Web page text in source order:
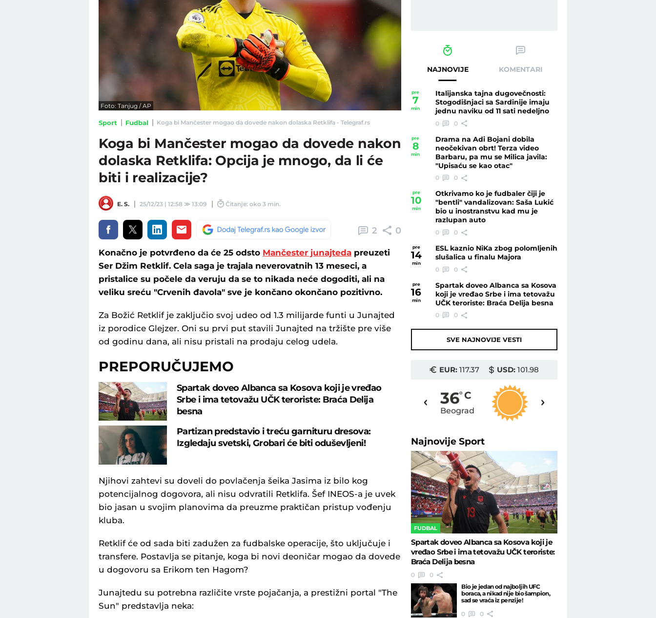
Foto: Tanjug / AP
Sport Fudbal Koga bi Mančester mogao da dovede nakon dolaska Retklifa - Telegraf.rs
Koga bi Mančester mogao da dovede nakon
dolaska Retklifa: Opcija je mnogo, da li će
biti i realizacije?
E. S. 25/12/23 | 12:58 ≫ 13:09 Čitanje: oko 3 min.
2 0
Konačno je potvrđeno da će 25 odsto Mančester junajteda preuzeti
Ser Džim Retklif. Cela saga je trajala neverovatnih 13 meseci, a
pristalice su počele da veruju da se to nikada neće dogoditi, ali na
veliku sreću "Crvenih đavola" sve je končano okončano pozitivno.
Za Božić Retklif je zaključio svoj udeo od 1.3 milijarde funti u Junajted
iz porodice Glejzer. Oni su prvi put stavili Junajted na tržište pre više
od godinu dana, ali nisu pristali na prodaju celog udela.
PREPORUČUJEMO
Spartak doveo Albanca sa Kosova koji je vređao
Srbe i ima tetovažu UČK teroriste: Braća Delija
besna
Partizan predstavio i treću garnituru dresova:
Izgledaju svetski, Grobari će biti oduševljeni!
Njihovi zahtevi su doveli do povlačenja šeika Jasima iz bilo kog
potencijalnog dogovora, ali nisu odvratili Retklifa. Šef INEOS-a je uvek
bio jasan u svojim planovima da preuzme praktičan pristup vođenju
kluba.
Retklif će od sada biti zadužen za fudbalske operacije, što uključuje i
transfere. Postavlja se pitanje, koga bi novi deoničar mogao da dovede
u dogovoru sa Erikom ten Hagom?
Junajtedu su potrebna različite vrste pojačanja, a prestižni portal "The
Sun" predstavlja neka:
NAJNOVIJE KOMENTARI
pre
7
min
Italijanska tajna dugovečnosti:
Stogodišnjaci sa Sardinije imaju
jednu naviku od 11 sati nedeljno
0 0
pre
8
min
Drama na Adi Bojani dobila
neočekivan obrt! Terza video
Barbaru, pa mu se Milica javila:
"Upisaću se kao otac"
0 0
pre
10
min
Otkrivamo ko je fudbaler čiji je
"bentli" vandalizovan: Saša Lukić
bio u inostranstvu kad mu je
razlupan auto
0 0
pre
14
min
ESL kaznio NiKa zbog polomljenih
slušalica u finalu Majora
0 0
pre
16
min
Spartak doveo Albanca sa Kosova
koji je vređao Srbe i ima tetovažu
UČK teroriste: Braća Delija besna
0 0
SVE NAJNOVIJE VESTI
EUR:117.37 USD: 101.98
32o C 36o C
Beograd
NajnovijeSport
FUDBAL
Spartak doveo Albanca sa Kosova koji je
vređao Srbe i ima tetovažu UČK teroriste:
Braća Delija besna
0
0
Bio je jedan od najboljih UFC
boraca, a nikad nije bio šampion,
sad se vraća iz penzije!
0
0